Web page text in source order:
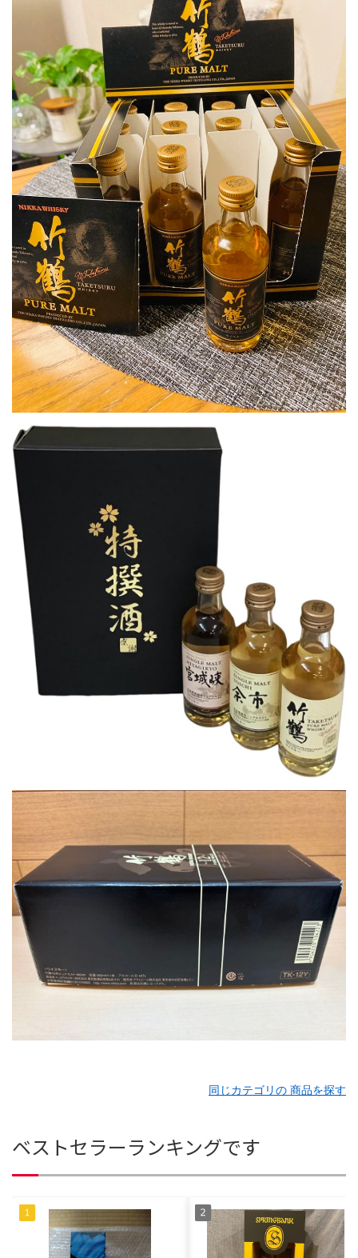
同じカテゴリの 商品を探す
ベストセラーランキングです